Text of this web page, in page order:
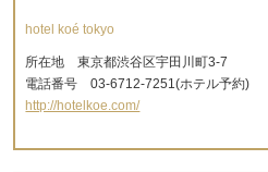
hotel koé tokyo
所在地 東京都渋谷区宇田川町3-7
電話番号 03-6712-7251(ホテル予約)
http://hotelkoe.com/